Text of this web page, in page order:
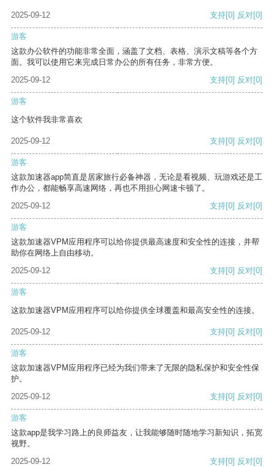
2025-09-12 支持[0] 反对[0]
游客
这款办公软件的功能非常全面，涵盖了文档、表格、演示文稿等各个方
面。我可以使用它来完成日常办公的所有任务，非常方便。
2025-09-12
支持[0] 反对[0]
游客
这个软件我非常喜欢
2025-09-12 支持[0] 反对[0]
游客
这款加速器app简直是居家旅行必备神器，无论是看视频、玩游戏还是工
作办公，都能畅享高速网络，再也不用担心网速卡顿了。
2025-09-12
支持[0] 反对[0]
游客
这款加速器VPM应用程序可以给你提供最高速度和安全性的连接，并帮
助你在网络上自由移动。
2025-09-12
支持[0] 反对[0]
游客
这款加速器VPM应用程序可以给你提供全球覆盖和最高安全性的连接。
2025-09-12 支持[0] 反对[0]
游客
这款加速器VPM应用程序已经为我们带来了无限的隐私保护和安全性保
护。
2025-09-12
支持[0] 反对[0]
游客
这款app是我学习路上的良师益友，让我能够随时随地学习新知识，拓宽
视野。
2025-09-12
支持[0] 反对[0]